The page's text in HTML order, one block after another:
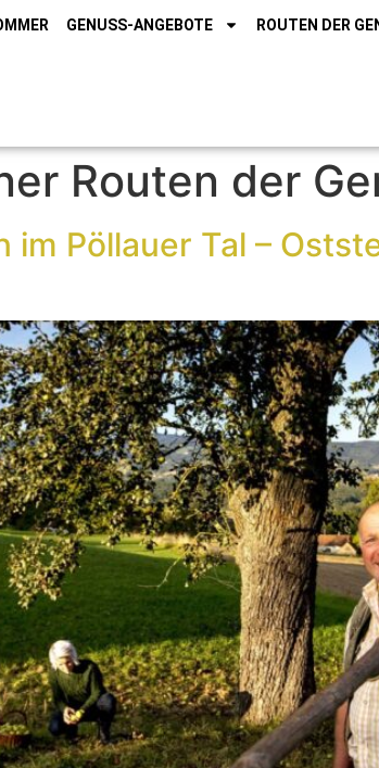
GENUSS-ANGEBOTE ROUTEN DER
Routen der
Pöllauer Tal –